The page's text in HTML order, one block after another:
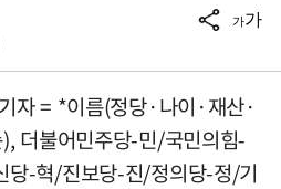
가가
자 = *이름(정당·나이·재산·
더불어민주당-민/국민의힘-
당-혁/진보당-진/정의당-정/기